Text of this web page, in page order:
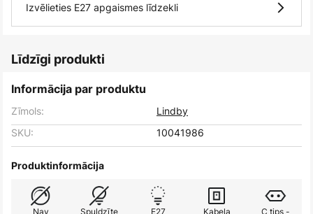
Izvēlieties E27 apgaismes līdzekli
Līdzīgi produkti
Informācija par produktu
Zīmols:
Lindby
SKU:
10041986
Produktinformācija